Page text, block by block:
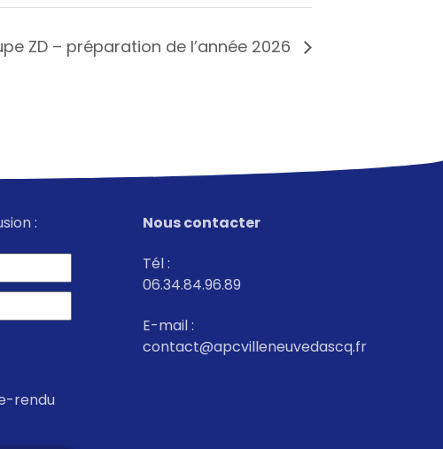
ZD – préparation de l’année 2026
:
rendu
Nous contacter
Tél :
06.34.84.96.89
E-mail :
contact@apcvilleneuvedascq.fr